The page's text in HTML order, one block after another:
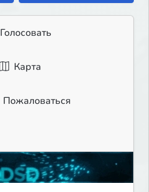
Голосовать
Карта
Пожаловаться